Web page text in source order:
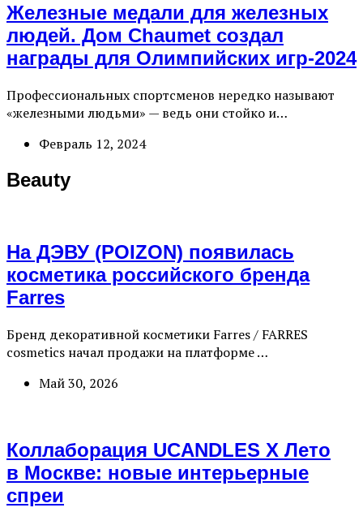
Железные медали для железных
людей. Дом Chaumet создал
награды для Олимпийских игр-2024
Профессиональных спортсменов нередко называют
«железными людьми» — ведь они стойко и…
Февраль 12, 2024
Beauty
На ДЭВУ (POIZON) появилась
косметика российского бренда
Farres
Бренд декоративной косметики Farres / FARRES
cosmetics начал продажи на платформе …
Май 30, 2026
Коллаборация UCANDLES X Лето
в Москве: новые интерьерные
спреи